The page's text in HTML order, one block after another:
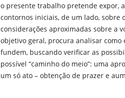
o presente trabalho pretende expor,
contornos iniciais, de um lado, sobre
considerações aproximadas sobre a
objetivo geral, procura analisar como
fundem, buscando verificar as
possível “caminho do meio”: uma
um só ato – obtenção de prazer e